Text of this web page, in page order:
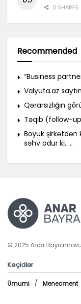
0 SHARES
Recommended
“Business
Valyuta.az
Qərarsızlığın
Təqib (follow-
Böyük
səhv odur ki, …
© 2025 Anar
Keçidlər
Ümumi Menecment